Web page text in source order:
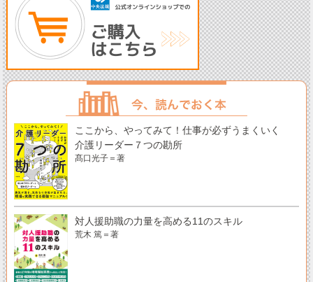
ここから、やってみて！仕事が必ずうまくいく
介護リーダー７つの勘所
髙口光子＝著
対人援助職の力量を高める11のスキル
荒木 篤＝著